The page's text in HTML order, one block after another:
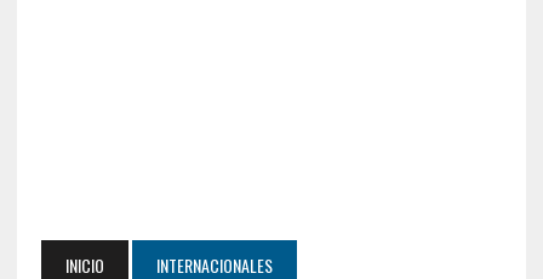
INICIO INTERNACIONALES